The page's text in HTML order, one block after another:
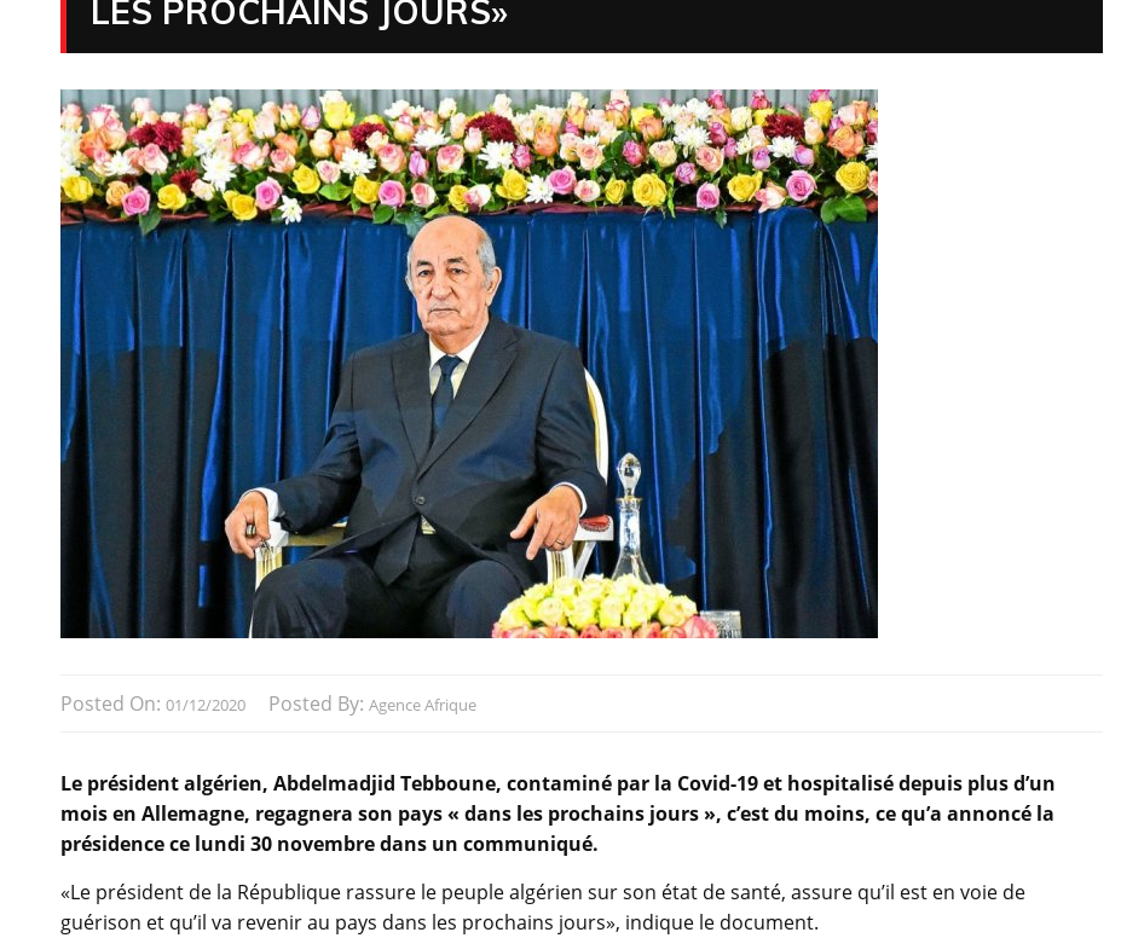
LES PROCHAINS JOURS»
Posted On: 01/12/2020 Posted By: Agence Afrique
Le président algérien, Abdelmadjid Tebboune, contaminé par la Covid-19 et hospitalisé depuis plus d’un
mois en Allemagne, regagnera son pays « dans les prochains jours », c’est du moins, ce qu’a annoncé la
présidence ce lundi 30 novembre dans un communiqué.
«Le président de la République rassure le peuple algérien sur son état de santé, assure qu’il est en voie de
guérison et qu’il va revenir au pays dans les prochains jours», indique le document.